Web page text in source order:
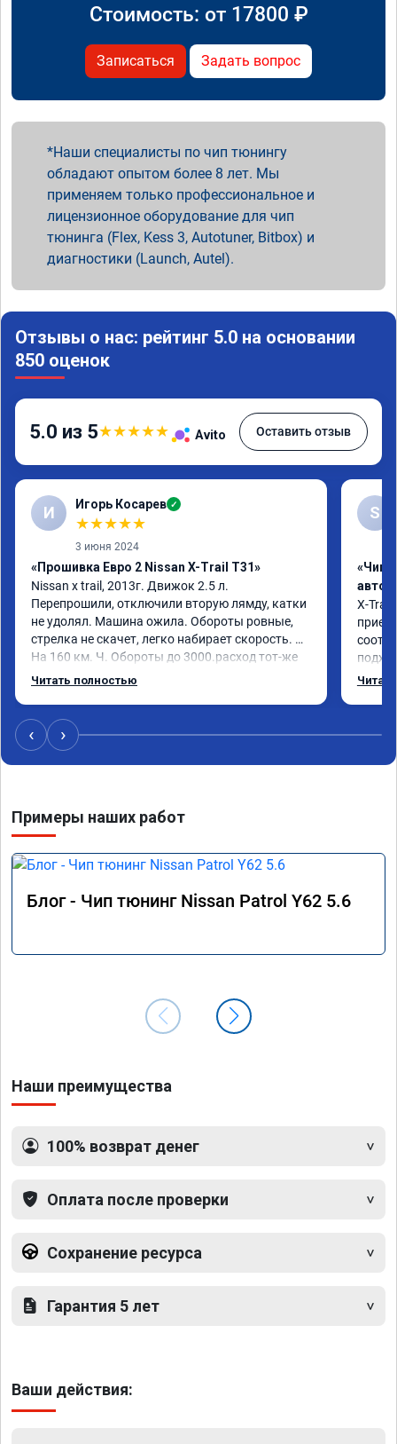
Стоимость: от 17800 ₽
Записаться Задать вопрос
Наши специалисты по чип тюнингу
обладают опытом более 8 лет. Мы
применяем только профессиональное и
лицензионное оборудование для чип
тюнинга (Flex, Kess 3, Autotuner, Bitbox) и
диагностики (Launch, Autel).
Отзывы о нас: рейтинг 5.0 на основании
850 оценок
5.0 из 5★★★★★ Avito Оставить отзыв
И Игорь Косарев ✓
★★★★★
3 июня 2024
«Прошивка Евро 2 Nissan X-Trail T31»
Nissan x trаil, 2013г. Движок 2.5 л.
Перепрошили, отключили вторую лямду, катки
не удолял. Машина ожила. Обороты ровные,
стрелка не скачет, легко набирает скорость.
На 160 км. Ч. Обороты до 3000.расход тот-же
без изменения 12л. Услугой доволен.
Читать полностью
S
«Чип
X-Trail
‹ ›
Примеры наших работ
Блог - Чип тюнинг Nissan Patrol Y62 5.6
Наши преимущества
100% возврат денег
Оплата после проверки
Сохранение ресурса
Гарантия 5 лет
Ваши действия: